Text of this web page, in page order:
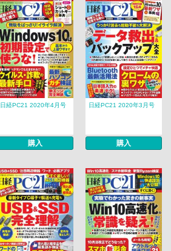
日経PC21 2020年4月号
購入
日経PC21 2020年3月号
購入